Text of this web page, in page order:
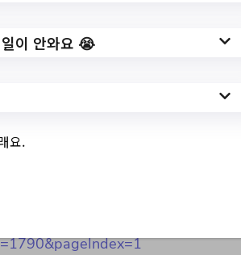
식 상세 보기 ▼
bridge/2023년 소
기념행사 개최 안내/?
이 안와요 😭
요.